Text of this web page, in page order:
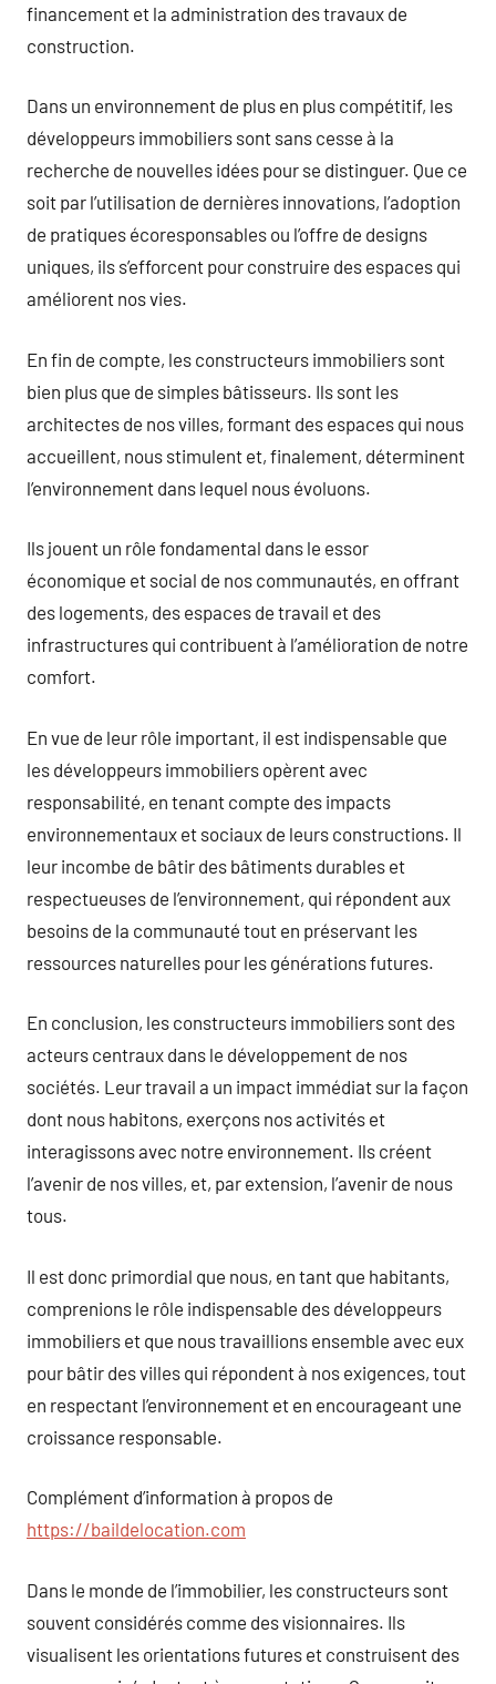
financement et la administration des travaux de
construction.
Dans un environnement de plus en plus compétitif, les
développeurs immobiliers sont sans cesse à la
recherche de nouvelles idées pour se distinguer. Que ce
soit par l’utilisation de dernières innovations, l’adoption
de pratiques écoresponsables ou l’offre de designs
uniques, ils s’efforcent pour construire des espaces qui
améliorent nos vies.
En fin de compte, les constructeurs immobiliers sont
bien plus que de simples bâtisseurs. Ils sont les
architectes de nos villes, formant des espaces qui nous
accueillent, nous stimulent et, finalement, déterminent
l’environnement dans lequel nous évoluons.
Ils jouent un rôle fondamental dans le essor
économique et social de nos communautés, en offrant
des logements, des espaces de travail et des
infrastructures qui contribuent à l’amélioration de notre
comfort.
En vue de leur rôle important, il est indispensable que
les développeurs immobiliers opèrent avec
responsabilité, en tenant compte des impacts
environnementaux et sociaux de leurs constructions. Il
leur incombe de bâtir des bâtiments durables et
respectueuses de l’environnement, qui répondent aux
besoins de la communauté tout en préservant les
ressources naturelles pour les générations futures.
En conclusion, les constructeurs immobiliers sont des
acteurs centraux dans le développement de nos
sociétés. Leur travail a un impact immédiat sur la façon
dont nous habitons, exerçons nos activités et
interagissons avec notre environnement. Ils créent
l’avenir de nos villes, et, par extension, l’avenir de nous
tous.
Il est donc primordial que nous, en tant que habitants,
comprenions le rôle indispensable des développeurs
immobiliers et que nous travaillions ensemble avec eux
pour bâtir des villes qui répondent à nos exigences, tout
en respectant l’environnement et en encourageant une
croissance responsable.
Complément d’information à propos de
https://baildelocation.com
Dans le monde de l’immobilier, les constructeurs sont
souvent considérés comme des visionnaires. Ils
visualisent les orientations futures et construisent des